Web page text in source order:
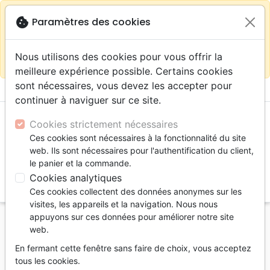
Continuer sur le site France close
warningSelon votre
localisation (États-
sur la boutique La Maison de la Bible Suisse
menu shopping_cart
Accueil Jeunesse
6 - 9 ans
Maman, raconte-moi la vie de Jésus
cookie Paramètres des cookies
Nous utilisons des cookies pour vous offrir la
meilleure expérience possible. Certains cookies
sont nécessaires, vous devez les accepter pour
continuer à naviguer sur ce site.
Cookies strictement nécessaires
Ces cookies sont nécessaires à la fonctionnalité du site
web. Ils sont nécessaires pour l'authentification du client,
le panier et la commande.
Cookies analytiques
Ces cookies collectent des données anonymes sur les
visites, les appareils et la navigation. Nous nous
appuyons sur ces données pour améliorer notre site
web.
En fermant cette fenêtre sans faire de choix, vous acceptez
tous les cookies.